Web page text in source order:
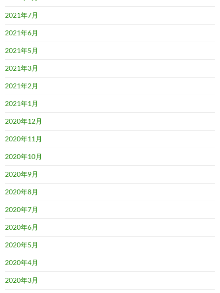
2021年7月
2021年6月
2021年5月
2021年3月
2021年2月
2021年1月
2020年12月
2020年11月
2020年10月
2020年9月
2020年8月
2020年7月
2020年6月
2020年5月
2020年4月
2020年3月